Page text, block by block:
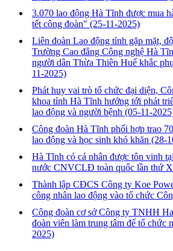
3.070 lao động Hà Tĩnh được mua
tết công đoàn" (25-11-2025)
Liên đoàn Lao động tỉnh gặp mặt,
Trường Cao đẳng Công nghệ Hà
người dân Thừa Thiên Huế khắc
11-2025)
Phát huy vai trò tổ chức đại diện,
khoa tỉnh Hà Tĩnh hướng tới phát
lao động và người bệnh (05-11-
Công đoàn Hà Tĩnh phối hợp trao
lao động và học sinh khó khăn (28-
Hà Tĩnh có cá nhân được tôn vinh
nước CNVCLĐ toàn quốc lần thứ
Thành lập CĐCS Công ty Koe
công nhân lao động vào tổ chức
Công đoàn cơ sở Công ty TNHH
đoàn viên làm trung tâm để tổ chức
2025)